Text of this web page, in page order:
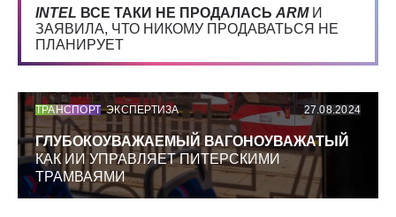
INTEL ВСЕ ТАКИ НЕ ПРОДАЛАСЬ ARMИ
ЗАЯВИЛА, ЧТО НИКОМУ ПРОДАВАТЬСЯ НЕ
ПЛАНИРУЕТ
ТРАНСПОРТ ЭКСПЕРТИЗА 27.08.2024
ГЛУБОКОУВАЖАЕМЫЙ ВАГОНОУВАЖАТЫЙ
КАК ИИ УПРАВЛЯЕТ ПИТЕРСКИМИ
ТРАМВАЯМИ